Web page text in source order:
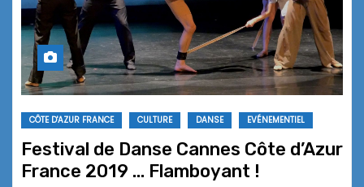
CÔTE D'AZUR FRANCE CULTURE DANSE EVÉNEMENTIEL
Festival de Danse Cannes Côte d’Azur
France 2019 … Flamboyant !